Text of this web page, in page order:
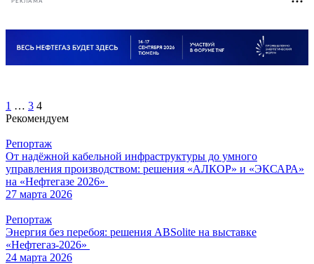
РЕКЛАМА
Пагинация
записей
1 … 3 4
Рекомендуем
Репортаж
От надёжной кабельной инфраструктуры до умного
управления производством: решения «АЛКОР» и «ЭКСАРА»
на «Нефтегазе 2026»
27 марта 2026
Репортаж
Энергия без перебоя: решения ABSolite на выставке
«Нефтегаз-2026»
24 марта 2026